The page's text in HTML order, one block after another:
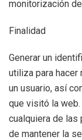
monitorización
Finalidad
Generar un
utiliza para
un usuario, así
que visitó la
cualquiera de las
de mantener la